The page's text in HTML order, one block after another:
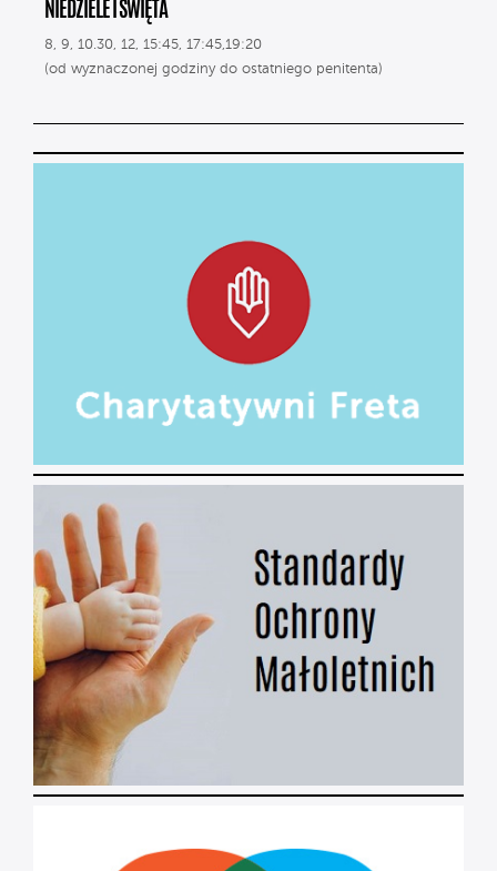
NIEDZIELE I ŚWIĘTA
8, 9, 10.30, 12, 15:45, 17:45,19:20
(od wyznaczonej godziny do ostatniego penitenta)